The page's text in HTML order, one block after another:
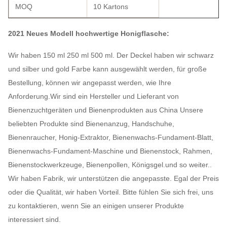
MOQ 10 Kartons
2021 Neues Modell hochwertige Honigflasche:
Wir haben 150 ml 250 ml 500 ml. Der Deckel haben wir schwarz
und silber und gold Farbe kann ausgewählt werden, für große
Bestellung, können wir angepasst werden, wie Ihre
Anforderung.Wir sind ein Hersteller und Lieferant von
Bienenzuchtgeräten und Bienenprodukten aus China Unsere
beliebten Produkte sind Bienenanzug, Handschuhe,
Bienenraucher, Honig-Extraktor, Bienenwachs-Fundament-Blatt,
Bienenwachs-Fundament-Maschine und Bienenstock, Rahmen,
Bienenstockwerkzeuge, Bienenpollen, Königsgel.und so weiter..
Wir haben Fabrik, wir unterstützen die angepasste. Egal der Preis
oder die Qualität, wir haben Vorteil. Bitte fühlen Sie sich frei, uns
zu kontaktieren, wenn Sie an einigen unserer Produkte
interessiert sind.